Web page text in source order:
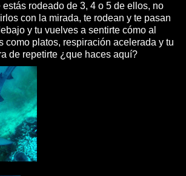
rodeado de 3, 4 o 5 de ellos, no
con la mirada, te rodean y te pasan
y tu vuelves a sentirte cómo al
platos, respiración acelerada y tu
de repetirte ¿que haces aquí?